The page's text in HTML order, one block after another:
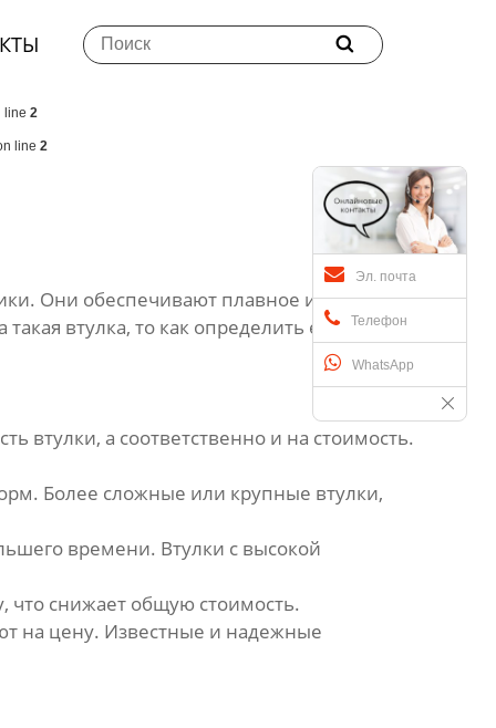

Эл. почта
Телефон
WhatsApp
line 2
line 2
Они обеспечивают плавное и точное
втулка, то как определить ее цену в
втулки, а соответственно и на стоимость.
Более сложные или крупные втулки,
времени. Втулки с высокой
что снижает общую стоимость.
на цену. Известные и надежные